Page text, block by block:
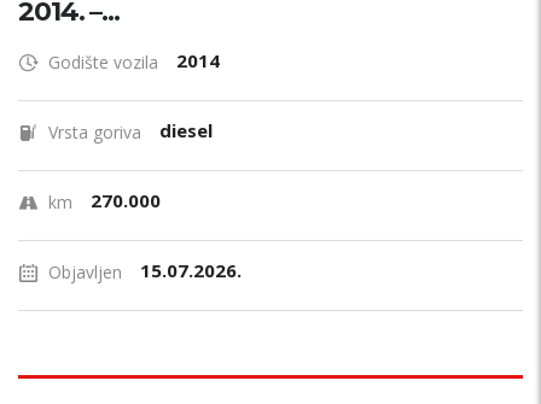
2014. –...
Godište vozila 2014
Vrsta goriva diesel
km 270.000
Objavljen 15.07.2026.